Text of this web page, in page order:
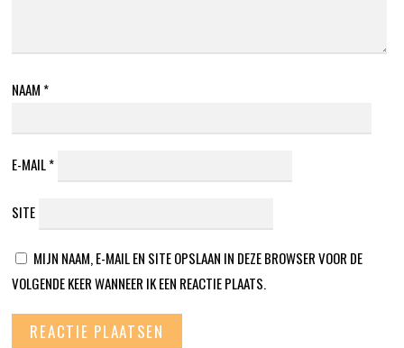
NAAM *
E-MAIL*
SITE
MIJN NAAM, E-MAIL EN SITE OPSLAAN IN DEZE BROWSER VOOR DE
VOLGENDE KEER WANNEER IK EEN REACTIE PLAATS.